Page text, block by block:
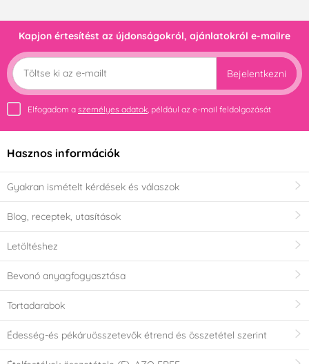
Kapjon értesítést az újdonságokról, ajánlatokról e-mailre
Bejelentkezni
Elfogadom a személyes adatok, például az e-mail feldolgozását
Hasznos információk
Gyakran ismételt kérdések és válaszok
Blog, receptek, utasítások
Letöltéshez
Bevonó anyagfogyasztása
Tortadarabok
Édesség-és pékáruösszetevők étrend és összetétel szerint